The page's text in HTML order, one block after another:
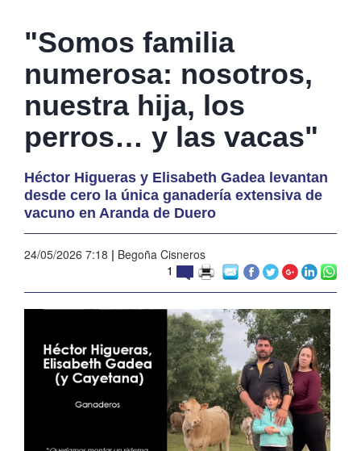
"Somos familia
numerosa: nosotros,
nuestra hija, los
perros… y las vacas"
Héctor Higueras y Elisabeth Gadea levantan
desde cero la única ganadería extensiva de
vacuno en Aranda de Duero
24/05/2026 7:18 | Begoña Cisneros
1